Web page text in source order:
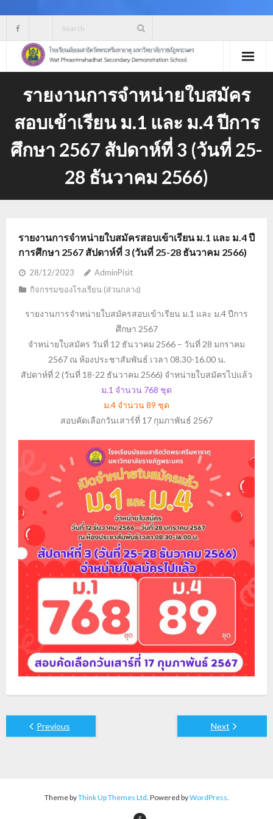
content
รายงานการจำหน่ายใบสมัคร
สอบเข้าเรียน ม.1 และ ม.4 ปีการ
ศึกษา 2567 สัปดาห์ที่ 3 (วันที่ 25-
28 ธันวาคม 2566)
รายงานการจำหน่ายใบสมัครสอบเข้าเรียน ม.1 และ ม.4 ปี
การศึกษา 2567 สัปดาห์ที่ 3 (วันที่ 25-28 ธันวาคม 2566)
28/12/2023
AdminPisit
กิจกรรมของโรงเรียน (ส่วนกลาง)
รายงานการจำหน่ายใบสมัครสอบเข้าเรียน ม.1 และ ม.4 ปีการ
ศึกษา 2567
จำหน่ายใบสมัคร วันที่ 12 ธันวาคม 2566 – วันที่ 28 มกราคม
2567 ณ ห้องประชาสัมพันธ์ เวลา 08.30-16.00 น.
สัปดาห์ที่ 2 (วันที่ 18-22 ธันวาคม 2566) จำหน่ายใบสมัครไปแล้ว
ม.1 จำนวน 768 ชุด
ม.4 จำนวน 89 ชุด
สอบคัดเลือกวันเสาร์ที่ 17 กุมภาพันธ์ 2567
Previous Next
Theme byThink Up Themes Ltd. Powered byWordPress.